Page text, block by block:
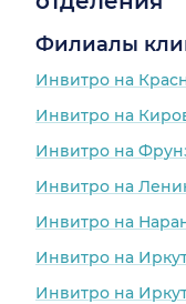
приема. При этом
назначил
своему профилю,
диагноз внёс
диагноз не
этом врачом
ревматологом.
зря потраченное
Новиковой, но
этого
чтобы она
провела
протоколом
Естественно, она
почками
возможно ли
Филиалы
Инвитро на
Инвитро на
Инвитро на
Инвитро на
Инвитро на
Инвитро на
Инвитро на